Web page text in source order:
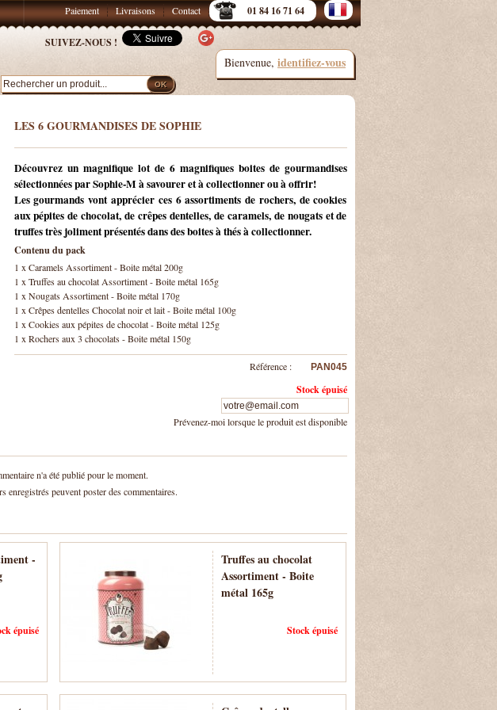
Paiement Livraisons Contact 01 84 16 71 64
SUIVEZ-NOUS !
Bienvenue, identifiez-vous
LES 6 GOURMANDISES DE SOPHIE
Découvrez un magnifique lot de 6 magnifiques boites de gourmandises
sélectionnées par Sophie-M à savourer et à collectionner ou à offrir!
Les gourmands vont apprécier ces 6 assortiments de rochers, de cookies
aux pépites de chocolat, de crêpes dentelles, de caramels, de nougats et de
truffes très joliment présentés dans des boites à thés à collectionner.
Contenu du pack
1 x Caramels Assortiment - Boite métal 200g
1 x Truffes au chocolat Assortiment - Boite métal 165g
1 x Nougats Assortiment - Boite métal 170g
1 x Crêpes dentelles Chocolat noir et lait - Boite métal 100g
1 x Cookies aux pépites de chocolat - Boite métal 125g
1 x Rochers aux 3 chocolats - Boite métal 150g
Référence : PAN045
Stock épuisé
Prévenez-moi lorsque le produit est disponible
n'a été publié pour le moment.
enregistrés peuvent poster des commentaires.
-
épuisé
Truffes au chocolat
Assortiment - Boite
métal 165g
Stock épuisé